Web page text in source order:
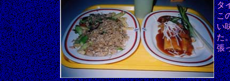
タ
こ
い
た
張